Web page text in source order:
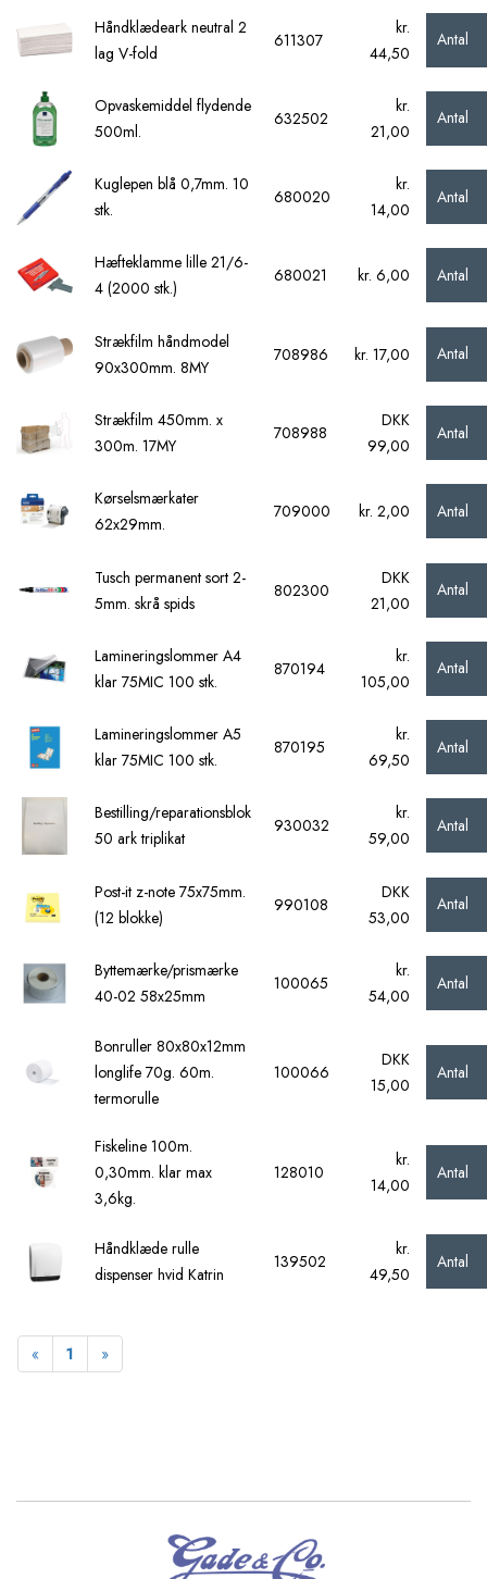
Håndklædeark neutral 2
lag V-fold
611307
kr.
44,50
Antal
Opvaskemiddel flydende
500ml.
632502
kr.
21,00
Antal
Kuglepen blå 0,7mm. 10
stk.
680020
kr.
14,00
Antal
Hæfteklamme lille 21/6-
4 (2000 stk.)
680021 kr. 6,00 Antal
Strækfilm håndmodel
90x300mm. 8MY
708986 kr. 17,00 Antal
Strækfilm 450mm. x
300m. 17MY
708988
DKK
99,00
Antal
Kørselsmærkater
62x29mm.
709000 kr. 2,00 Antal
Tusch permanent sort 2-
5mm. skrå spids
802300
DKK
21,00
Antal
Lamineringslommer A4
klar 75MIC 100 stk.
870194
kr.
105,00
Antal
Lamineringslommer A5
klar 75MIC 100 stk.
870195
kr.
69,50
Antal
Bestilling/reparationsblok
50 ark triplikat
930032
kr.
59,00
Antal
Post-it z-note 75x75mm.
(12 blokke)
990108
DKK
53,00
Antal
Byttemærke/prismærke
40-02 58x25mm
100065
kr.
54,00
Antal
Bonruller 80x80x12mm
longlife 70g. 60m.
termorulle
100066
DKK
15,00
Antal
Fiskeline 100m.
0,30mm. klar max
3,6kg.
128010
kr.
14,00
Antal
Håndklæde rulle
dispenser hvid Katrin
139502
kr.
49,50
Antal
« Forrige
1 »Næste